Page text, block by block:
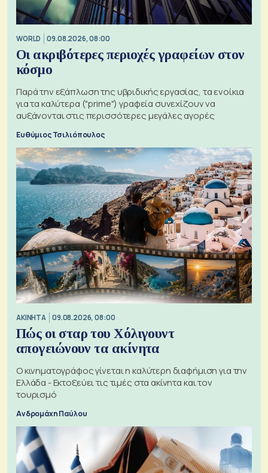
WORLD 09.08.2026, 08:00
Οι ακριβότερες περιοχές γραφείων στον
κόσμο
Παρά την εξάπλωση της υβριδικής εργασίας, τα ενοίκια
για τα καλύτερα ("prime") γραφεία συνεχίζουν να
αυξάνονται στις περισσότερες μεγάλες αγορές
Ευθύμιος Τσιλιόπουλος
ΑΚΙΝΗΤΑ 09.08.2026, 08:00
Πώς οι σταρ του Χόλιγουντ
απογειώνουν τα ακίνητα
Ο κινηματογράφος γίνεται η καλύτερη διαφήμιση για την
Ελλάδα - Εκτοξεύει τις τιμές στα ακίνητα και τον
τουρισμό
Ανδρομάχη Παύλου